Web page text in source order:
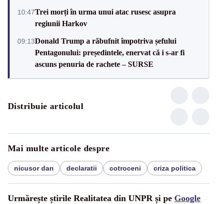
10:47Trei morți în urma unui atac rusesc asupra
regiunii Harkov
09:13Donald Trump a răbufnit împotriva șefului
Pentagonului: președintele, enervat că i s-ar fi
ascuns penuria de rachete – SURSE
Distribuie articolul
Mai multe articole despre
nicusor dan declaratii cotroceni criza politica
Urmărește știrile Realitatea din UNPR și pe Google